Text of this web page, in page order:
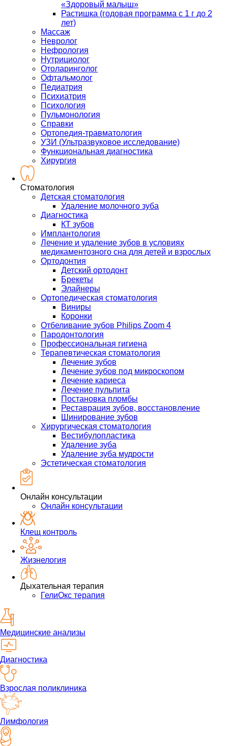
«Здоровый малыш»
Растишка (годовая программа с 1 г до 2
лет)
Массаж
Невролог
Нефрология
Нутрициолог
Отоларинголог
Офтальмолог
Педиатрия
Психиатрия
Психология
Пульмонология
Справки
Ортопедия-травматология
УЗИ (Ультразвуковое исследование)
Функциональная диагностика
Хирургия
Стоматология
Детская стоматология
Удаление молочного зуба
Диагностика
КТ зубов
Имплантология
Лечение и удаление зубов в условиях
медикаментозного сна для детей и взрослых
Ортодонтия
Детский ортодонт
Брекеты
Элайнеры
Ортопедическая стоматология
Виниры
Коронки
Отбеливание зубов Philips Zoom 4
Пародонтология
Профессиональная гигиена
Терапевтическая стоматология
Лечение зубов
Лечение зубов под микроскопом
Лечение кариеса
Лечение пульпита
Постановка пломбы
Реставрация зубов, восстановление
Шинирование зубов
Хирургическая стоматология
Вестибулопластика
Удаление зуба
Удаление зуба мудрости
Эстетическая стоматология
Онлайн консультации
Онлайн консультации
Клещ контроль
Жизнелогия
Дыхательная терапия
ГелиОкс терапия
Медицинские анализы
Диагностика
Взрослая поликлиника
Лимфология